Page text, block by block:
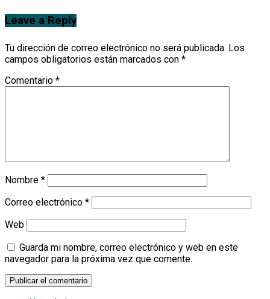
Leave a Reply
Tu dirección de correo electrónico no será publicada. Los
campos obligatorios están marcados con *
Comentario *
Nombre *
Correo electrónico *
Web
Guarda mi nombre, correo electrónico y web en este
navegador para la próxima vez que comente.